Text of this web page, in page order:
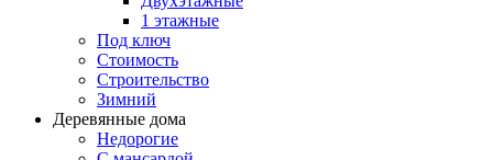
1 этажные
Под ключ
Стоимость
Строительство
Зимний
Деревянные дома
Недорогие